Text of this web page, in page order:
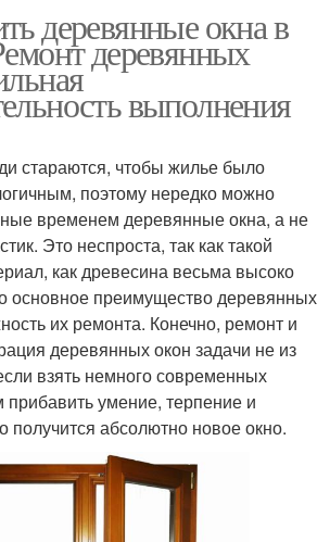
деревянные окна в
деревянных
выполнения
стараются, чтобы жилье было
поэтому нередко можно
временем деревянные окна, а не
Это неспроста, так как такой
как древесина весьма высоко
основное преимущество деревянных
их ремонта. Конечно, ремонт и
деревянных окон задачи не из
взять немного современных
прибавить умение, терпение и
получится абсолютно новое окно.